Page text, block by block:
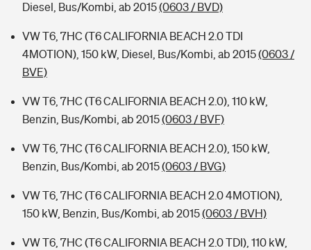
Diesel, Bus/Kombi, ab 2015(0603 / BVD)
VW T6, 7HC (T6 CALIFORNIA BEACH 2.0 TDI
4MOTION), 150 kW, Diesel, Bus/Kombi, ab 2015(0603 /
BVE)
VW T6, 7HC (T6 CALIFORNIA BEACH 2.0), 110 kW,
Benzin, Bus/Kombi, ab 2015(0603 / BVF)
VW T6, 7HC (T6 CALIFORNIA BEACH 2.0), 150 kW,
Benzin, Bus/Kombi, ab 2015(0603 / BVG)
VW T6, 7HC (T6 CALIFORNIA BEACH 2.0 4MOTION),
150 kW, Benzin, Bus/Kombi, ab 2015(0603 / BVH)
VW T6, 7HC (T6 CALIFORNIA BEACH 2.0 TDI), 110 kW,